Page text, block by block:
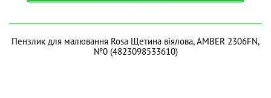
Пензлик для малювання Rosa Щетина віялова, AMBER 2306FN,
№0 (4823098533610)